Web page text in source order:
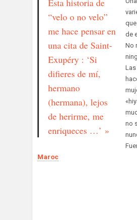
Esta historia de
“velo o no velo”
me hace pensar en
una cita de Saint-
Exupéry : ‘Si
difieres de mí,
hermano
(hermana), lejos
de herirme, me
enriqueces …’ »
de
No
Las
no
Maroc